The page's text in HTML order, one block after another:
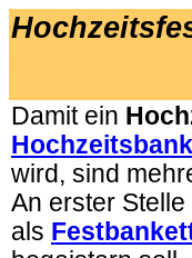
Damit ein
wird, sind
An erster
als